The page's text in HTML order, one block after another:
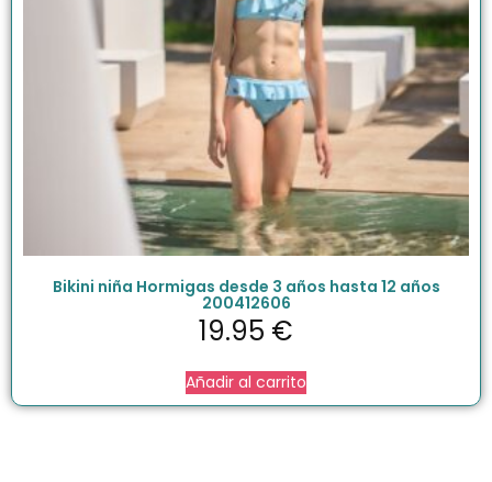
Bikini niña Hormigas desde 3 años hasta 12 años
200412606
19.95 €
Añadir al carrito